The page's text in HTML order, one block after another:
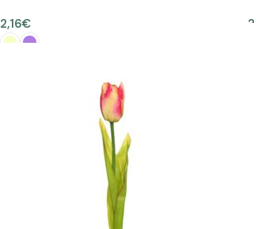
2,16€